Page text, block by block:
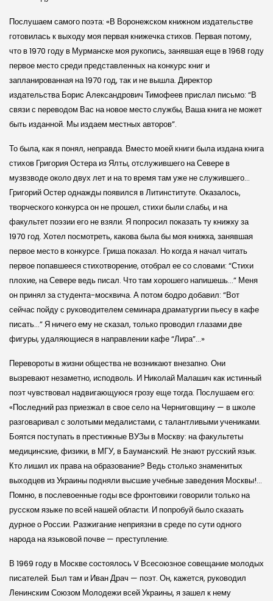
Послушаем самого поэта: «В Воронеж­ском книжном издательстве
готовилась к выходу моя первая книжечка стихов. Первая потому,
что в 1970 году в Мурманске моя рукопись, занявшая еще в 1968 году
первое место среди представленных на конкурс книг и
запланированная на 1970 год, так и не вышла. Директор
издательства Борис Александрович Тимофеев прислал письмо: “В
связи с переводом Вас на новое место службы, Ваша книга не может
быть изданной. Мы издаем местных авторов”.
То была, как я понял, неправда. Вместо моей книги была издана книга
стихов Григория Остера из Ялты, отслужившего на Севере в
музвзводе около двух лет и на то время там уже не служившего…
Григорий Остер однажды появился в Литинституте. Оказалось,
творческого конкурса он не прошел, стихи были слабы, и на
факультет поэзии его не взяли. Я попросил показать ту книжку за
1970 год. Хотел посмотреть, какова была бы моя книжка, занявшая
первое место в конкурсе. Гриша показал. Но когда я начал читать
первое попавшееся стихотворение, отобрал ее со словами: “Стихи
плохие, на Севере ведь писал. Что там хорошего напишешь…” Меня
он принял за студента-москвича. А потом бодро добавил: “Вот
сейчас пойду с руководителем семинара драматургии пьесу в кафе
писать…” Я ничего ему не сказал, только проводил глазами две
фигуры, удаляющиеся в направлении кафе “Лира”…»
Перевороты в жизни общества не возникают внезапно. Они
вызревают незаметно, исподволь. И Николай Малашич как истинный
поэт чувствовал надвигающуюся грозу еще тогда. Послушаем его:
«Последний раз приезжал в свое село на Черниговщину — в школе
разговаривал с золотыми медалистами, с талантливыми учениками.
Боятся поступать в престижные ВУЗы в Москву: на факультеты
медицинские, физики, в МГУ, в Бауманский. Не знают русский язык.
Кто лишил их права на образование? Ведь столько знаменитых
выходцев из Украины подняли высшие учебные заведения Москвы!…
Помню, в послевоенные годы все фронтовики говорили только на
русском языке по всей нашей области. И попробуй было сказать
дурное о России. Разжигание неприязни в среде по сути одного
народа на языковой почве — преступление.
В 1969 году в Москве состоялось V Всесоюзное совещание молодых
писателей. Был там и Иван Драч — поэт. Он, кажется, руководил
Ленинским Союзом Молодежи всей Украины, я зашел к нему